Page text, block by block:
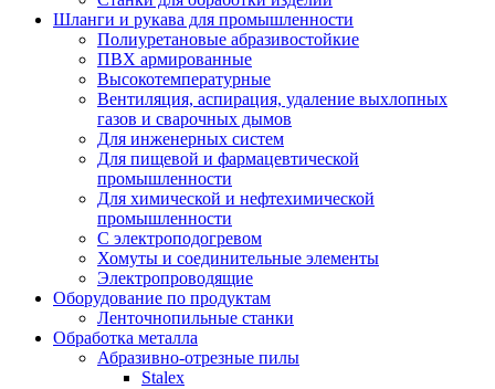
Шланги и рукава для промышленности
Полиуретановые абразивостойкие
ПВХ армированные
Высокотемпературные
Вентиляция, аспирация, удаление выхлопных
газов и сварочных дымов
Для инженерных систем
Для пищевой и фармацевтической
промышленности
Для химической и нефтехимической
промышленности
С электроподогревом
Хомуты и соединительные элементы
Электропроводящие
Оборудование по продуктам
Ленточнопильные станки
Обработка металла
Абразивно-отрезные пилы
Stalex